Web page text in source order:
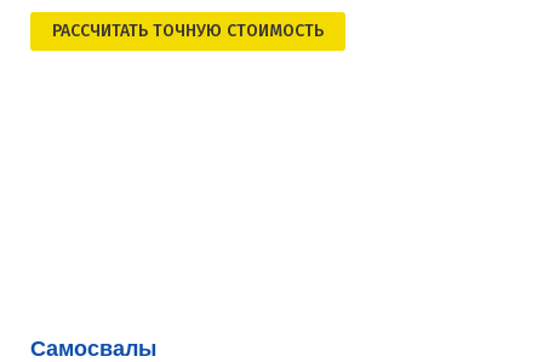
РАСCЧИТАТЬ ТОЧНУЮ СТОИМОСТЬ
Самосвалы